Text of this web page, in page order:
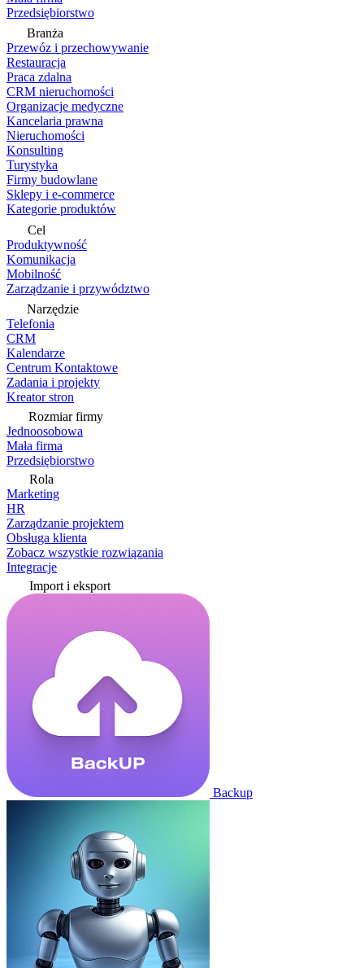
Przedsiębiorstwo
Branża
Przewóz i przechowywanie
Restauracja
Praca zdalna
CRM nieruchomości
Organizacje medyczne
Kancelaria prawna
Nieruchomości
Konsulting
Turystyka
Firmy budowlane
Sklepy i e-commerce
Kategorie produktów
Cel
Produktywność
Komunikacja
Mobilność
Zarządzanie i przywództwo
Narzędzie
Telefonia
CRM
Kalendarze
Centrum Kontaktowe
Zadania i projekty
Kreator stron
Rozmiar firmy
Jednoosobowa
Mała firma
Przedsiębiorstwo
Rola
Marketing
HR
Zarządzanie projektem
Obsługa klienta
Zobacz wszystkie rozwiązania
Integracje
Import i eksport
Backup